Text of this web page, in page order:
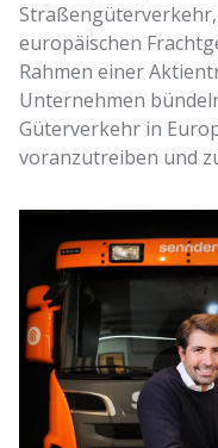
europäischen
Rahmen einer
Unternehmen
Güterverkehr in
voranzutreiben und